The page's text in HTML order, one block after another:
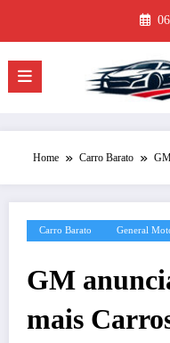
o
conteúdo
Home Carro Barato
Carro Barato General
GM
mais